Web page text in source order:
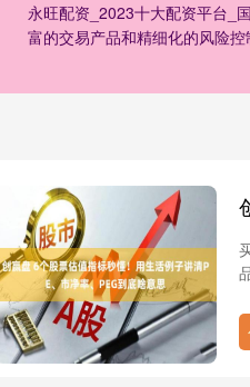
永旺配资_2023十大配资平台_
富的交易产品和精细化的风险控